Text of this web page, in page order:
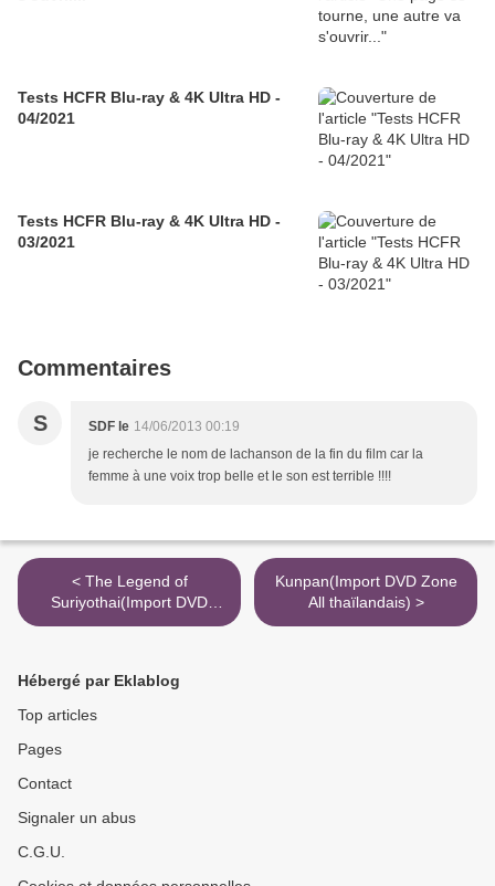
Tests HCFR Blu-ray & 4K Ultra HD -
04/2021
Tests HCFR Blu-ray & 4K Ultra HD -
03/2021
Commentaires
S SDF le 14/06/2013 00:19
je recherche le nom de lachanson de la fin du film car la
femme à une voix trop belle et le son est terrible !!!!
< The Legend of
Suriyothai(Import DVD
Zone 1)
Kunpan(Import DVD Zone
All thaïlandais) >
Hébergé par Eklablog
Top articles
Pages
Contact
Signaler un abus
C.G.U.